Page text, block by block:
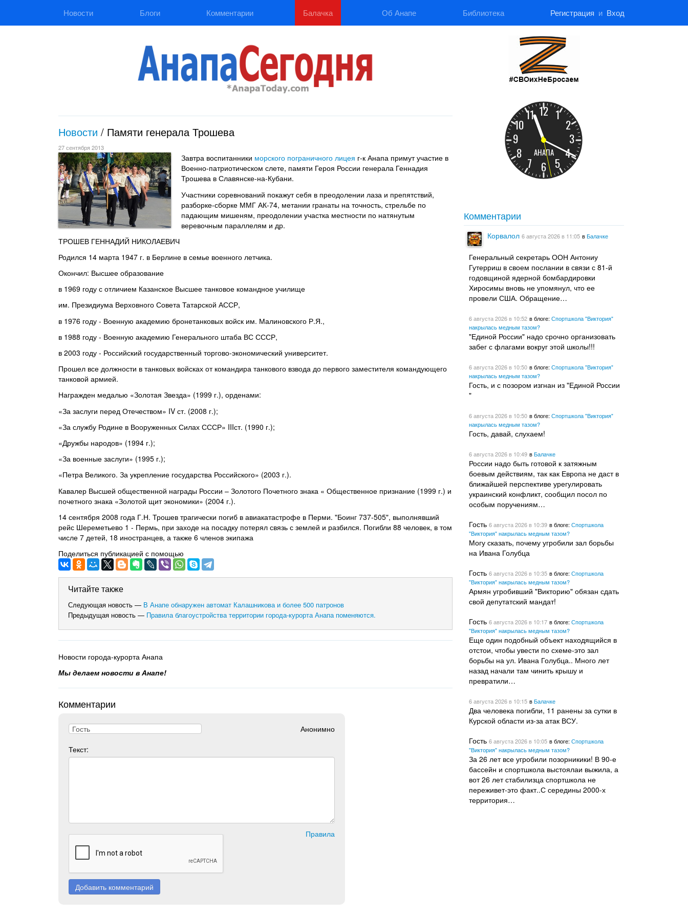
Новости Блоги Комментарии Балачка Об Анапе Библиотека Регистрация и Вход
Новости / Памяти генерала Трошева
27 сентября 2013
Завтра воспитанники морского пограничного лицея г-к Анапа примут участие в
Военно-патриотическом слете, памяти Героя России генерала Геннадия
Трошева в Славянске-на-Кубани.
Участники соревнований покажут себя в преодолении лаза и препятствий,
разборке-сборке ММГ АК-74, метании гранаты на точность, стрельбе по
падающим мишеням, преодолении участка местности по натянутым
веревочным параллелям и др.
ТРОШЕВ ГЕННАДИЙ НИКОЛАЕВИЧ
Родился 14 марта 1947 г. в Берлине в семье военного летчика.
Окончил: Высшее образование
в 1969 году с отличием Казанское Высшее танковое командное училище
им. Президиума Верховного Совета Татарской АССР,
в 1976 году - Военную академию бронетанковых войск им. Малиновского Р.Я.,
в 1988 году - Военную академию Генерального штаба ВС СССР,
в 2003 году - Российский государственный торгово-экономический университет.
Прошел все должности в танковых войсках от командира танкового взвода до первого заместителя командующего
танковой армией.
Награжден медалью «Золотая Звезда» (1999 г.), орденами:
«За заслуги перед Отечеством» IV ст. (2008 г.);
«За службу Родине в Вооруженных Силах СССР» IIIст. (1990 г.);
«Дружбы народов» (1994 г.);
«За военные заслуги» (1995 г.);
«Петра Великого. За укрепление государства Российского» (2003 г.).
Кавалер Высшей общественной награды России – Золотого Почетного знака « Общественное признание (1999 г.) и
почетного знака «Золотой щит экономики» (2004 г.).
14 сентября 2008 года Г.Н. Трошев трагически погиб в авиакатастрофе в Перми. "Боинг 737-505", выполнявший
рейс Шереметьево 1 - Пермь, при заходе на посадку потерял связь с землей и разбился. Погибли 88 человек, в том
числе 7 детей, 18 иностранцев, а также 6 членов экипажа
Поделиться публикацией с помощью
Читайте также
Следующая новость — В Анапе обнаружен автомат Калашникова и более 500 патронов
Предыдущая новость — Правила благоустройства территории города-курорта Анапа поменяются.
Новости города-курорта Анапа
Мы делаем новости в Анапе!
Комментарии
Анонимно
Текст:
Правила
Добавить комментарий
Комментарии
Корвалол 6 августа 2026в 11:05 вБалачке
Генеральный секретарь ООН Антониу
Гутерриш в своем послании в связи с 81-й
годовщиной ядерной бомбардировки
Хиросимы вновь не упомянул, что ее
провели США. Обращение…
6 августа 2026в 10:52 в блоге:Спортшкола "Виктория"
накрылась медным тазом?
"Единой России" надо срочно организовать
забег с флагами вокруг этой школы!!!
6 августа 2026в 10:50 в блоге:Спортшкола "Виктория"
накрылась медным тазом?
Гость, и с позором изгнан из "Единой России
"
6 августа 2026в 10:50 в блоге:Спортшкола "Виктория"
накрылась медным тазом?
Гость, давай, слухаем!
6 августа 2026в 10:49 вБалачке
России надо быть готовой к затяжным
боевым действиям, так как Европа не даст в
ближайшей перспективе урегулировать
украинский конфликт, сообщил посол по
особым поручениям…
Гость 6 августа 2026в 10:39 в блоге:Спортшкола
"Виктория" накрылась медным тазом?
Могу сказать, почему угробили зал борьбы
на Ивана Голубца
Гость 6 августа 2026в 10:35 в блоге:Спортшкола
"Виктория" накрылась медным тазом?
Армян угробивший "Викторию" обязан сдать
свой депутатский мандат!
Гость 6 августа 2026в 10:17 в блоге:Спортшкола
"Виктория" накрылась медным тазом?
Еще один подобный объект находящийся в
отстои, чтобы увести по схеме-это зал
борьбы на ул. Ивана Голубца.. Много лет
назад начали там чинить крышу и
превратили…
6 августа 2026в 10:15 вБалачке
Два человека погибли, 11 ранены за сутки в
Курской области из-за атак ВСУ.
Гость 6 августа 2026в 10:05 в блоге:Спортшкола
"Виктория" накрылась медным тазом?
За 26 лет все угробили позорникики! В 90-е
бассейн и спортшкола выстоялаи выжила, а
вот 26 лет стабилизца спортшкола не
переживет-это факт..С середины 2000-х
территория…